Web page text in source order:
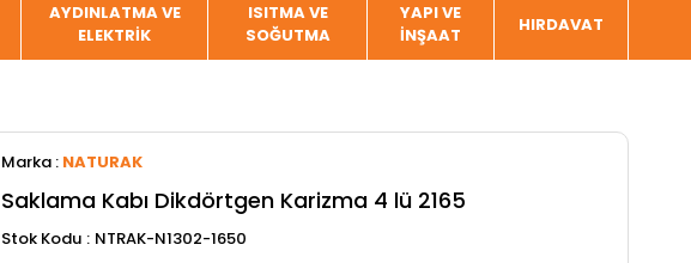
AYDINLATMA VE
ELEKTRİK
ISITMA VE
SOĞUTMA
YAPI VE
İNŞAAT
HIRDAVAT
Marka : NATURAK
Saklama Kabı Dikdörtgen Karizma 4 lü 2165
Stok Kodu
NTRAK-N1302-1650